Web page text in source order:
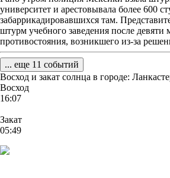
университет и арестовывала более 600
забаррикадировавшихся там.
штурм учебного заведения после девяти
противостояния, возникшего из-за
... еще 11 событий
Восход и закат солнца в городе:
Восход
16:07
Закат
05:49